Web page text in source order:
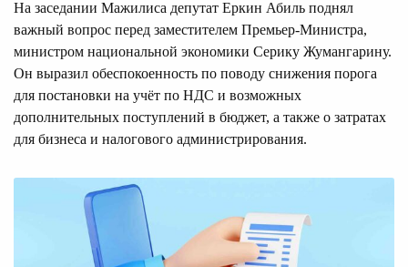
На заседании Мажилиса депутат Еркин Абиль поднял
важный вопрос перед заместителем Премьер-Министра,
министром национальной экономики Серику Жумангарину.
Он выразил обеспокоенность по поводу снижения порога
для постановки на учёт по НДС и возможных
дополнительных поступлений в бюджет, а также о затратах
для бизнеса и налогового администрирования.